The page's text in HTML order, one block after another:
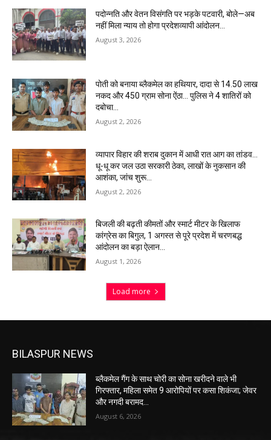
पदोन्नति और वेतन विसंगति पर भड़के पटवारी, बोले—अब
नहीं मिला न्याय तो होगा प्रदेशव्यापी आंदोलन…
August 3, 2026
पोती को बनाया ब्लैकमेल का हथियार, दादा से 14.50 लाख
नकद और 450 ग्राम सोना ऐंठा… पुलिस ने 4 शातिरों को
दबोचा…
August 2, 2026
व्यापार विहार की शराब दुकान में आधी रात आग का तांडव…
धू-धू कर जल उठा सरकारी ठेका, लाखों के नुकसान की
आशंका, जांच शुरू…
August 2, 2026
बिजली की बढ़ती कीमतों और स्मार्ट मीटर के खिलाफ
कांग्रेस का बिगुल, 1 अगस्त से पूरे प्रदेश में चरणबद्ध
आंदोलन का बड़ा ऐलान…
August 1, 2026
Load more
BILASPUR NEWS
ब्लैकमेल गैंग के साथ चोरी का सोना खरीदने वाले भी
गिरफ्तार, महिला समेत 9 आरोपियों पर कसा शिकंजा; जेवर
और नगदी बरामद…
August 6, 2026